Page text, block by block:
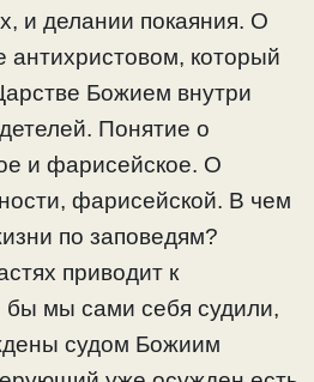
и делании покаяния. О
который
Божием внутри
Понятие о
и фарисейское. О
фарисейской. В чем
по заповедям?
приводит к
мы сами себя судили,
судом Божиим